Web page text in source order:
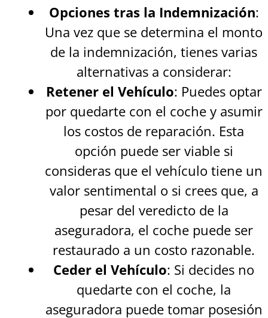
Opciones tras la Indemnización:
Una vez que se determina el monto
de la indemnización, tienes varias
alternativas a considerar:
Retener el Vehículo: Puedes optar
por quedarte con el coche y asumir
los costos de reparación. Esta
opción puede ser viable si
consideras que el vehículo tiene un
valor sentimental o si crees que, a
pesar del veredicto de la
aseguradora, el coche puede ser
restaurado a un costo razonable.
Ceder el Vehículo: Si decides no
quedarte con el coche, la
aseguradora puede tomar posesión